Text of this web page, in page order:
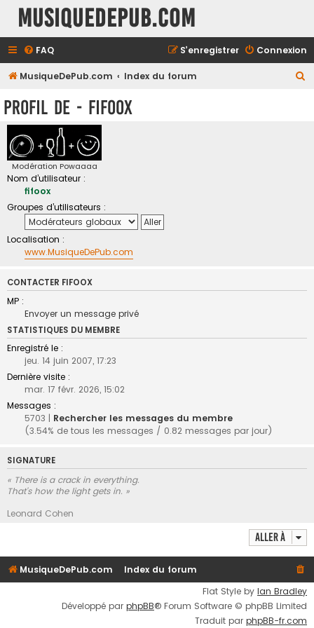
MusiqueDePub.com
FAQ Connexion
S’enregistrer
MusiqueDePub.com Index du forum
Profil de - fifoox
Modération Powaaaa
Nom d’utilisateur :
fifoox
Groupes d’utilisateurs :
Localisation :
www.MusiqueDePub.com
CONTACTER FIFOOX
MP :
Envoyer un message privé
STATISTIQUES DU MEMBRE
Enregistré le :
jeu. 14 juin 2007, 17:23
Dernière visite :
mar. 17 févr. 2026, 15:02
Messages :
5703 | Rechercher les messages du membre
(3.54% de tous les messages / 0.82 messages par jour)
SIGNATURE
« There is a crack in everything.
That's how the light gets in. »
Leonard Cohen
Aller à
MusiqueDePub.com
Index du forum
Flat Style by Ian Bradley
Développé par phpBB® Forum Software © phpBB Limited
Traduit par phpBB-fr.com